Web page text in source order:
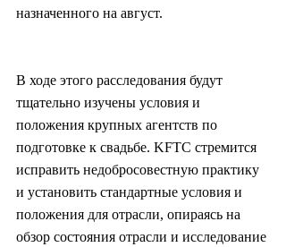
назначенного на август.
В ходе этого расследования будут
тщательно изучены условия и
положения крупных агентств по
подготовке к свадьбе. KFTC стремится
исправить недобросовестную практику
и установить стандартные условия и
положения для отрасли, опираясь на
обзор состояния отрасли и исследование